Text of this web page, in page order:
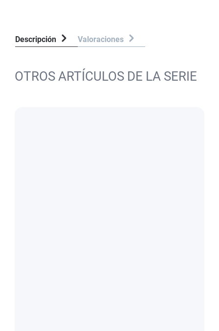
Descripción Valoraciones
OTROS ARTÍCULOS DE LA SERIE